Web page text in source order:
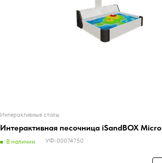
Интерактивные столы
Интерактивная песочница iSandBOX Micro
В наличии УФ-00074750